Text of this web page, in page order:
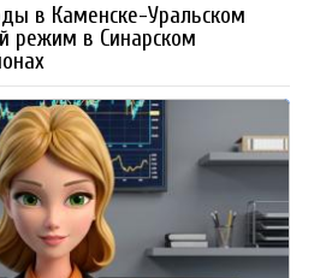
в Каменске-Уральском
режим в Синарском